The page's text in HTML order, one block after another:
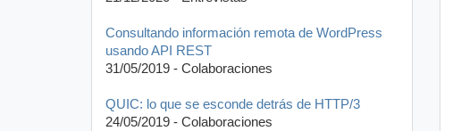
Consultando información remota de WordPress
usando API REST
31/05/2019 - Colaboraciones
QUIC: lo que se esconde detrás de HTTP/3
24/05/2019 - Colaboraciones